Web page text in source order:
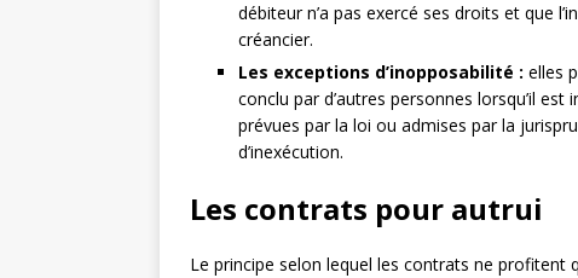
débiteur n’a pas exercé ses droits et que
créancier.
Les exceptions d’inopposabilité : elles
conclu par d’autres personnes lorsqu’il
prévues par la loi ou admises par la
d’inexécution.
Les contrats pour autrui
Le principe selon lequel les contrats ne profitent